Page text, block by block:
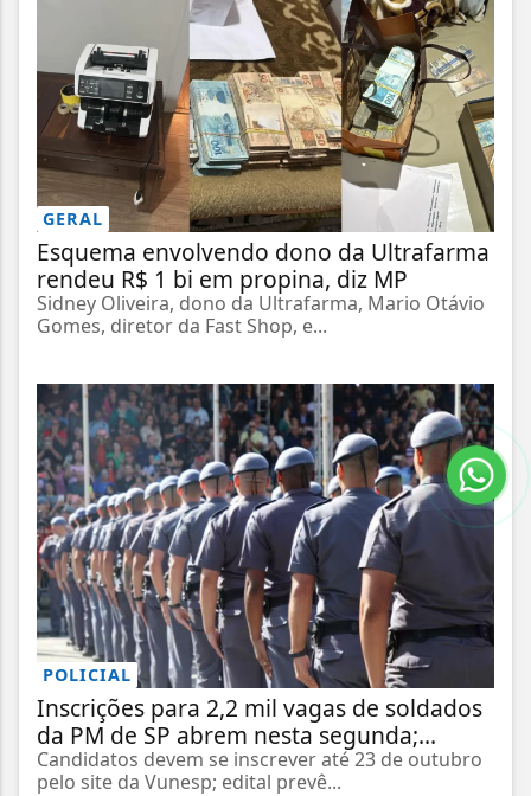
GERAL
Esquema envolvendo dono da Ultrafarma
rendeu R$ 1 bi em propina, diz MP
Sidney Oliveira, dono da Ultrafarma, Mario Otávio
Gomes, diretor da Fast Shop, e...
POLICIAL
Inscrições para 2,2 mil vagas de soldados
da PM de SP abrem nesta segunda;...
Candidatos devem se inscrever até 23 de outubro
pelo site da Vunesp; edital prevê...